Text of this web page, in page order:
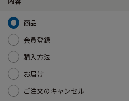
商品
会員登録
購入方法
お届け
ご注文のキャンセル